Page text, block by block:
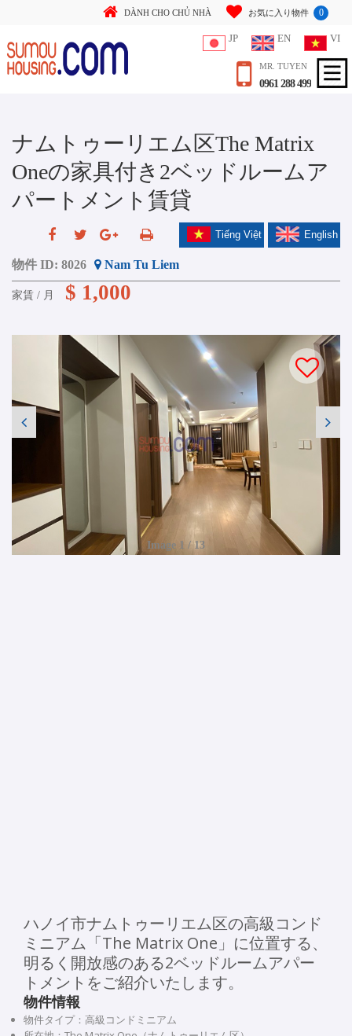
DÀNH CHO CHỦ NHÀ お気に入り物件 0
JP EN VI
MR. TUYEN
0961 288 499
ナムトゥーリエム区The Matrix
Oneの家具付き2ベッドルームア
パートメント賃貸
English
Tiếng Việt
物件 ID: 8026 Nam Tu Liem
家賃 / 月 $ 1,000
Image 1 / 13
ハノイ市ナムトゥーリエム区の高級コンド
ミニアム「The Matrix One」に位置する、
明るく開放感のある2ベッドルームアパー
トメントをご紹介いたします。
物件情報
物件タイプ：高級コンドミニアム